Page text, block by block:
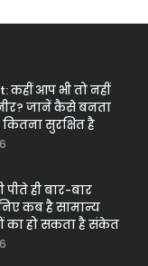
कहीं आप भी तो नहीं
जानें कैसे बनता
सुरक्षित है
पीते ही बार-बार
कब है सामान्य
का हो सकता है संकेत